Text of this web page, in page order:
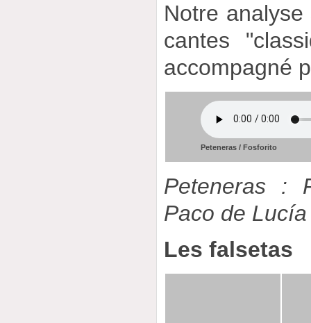
Notre
cantes
accompagné
Peteneras / Fosforito
Peteneras :
Paco de Lucía
Les falsetas